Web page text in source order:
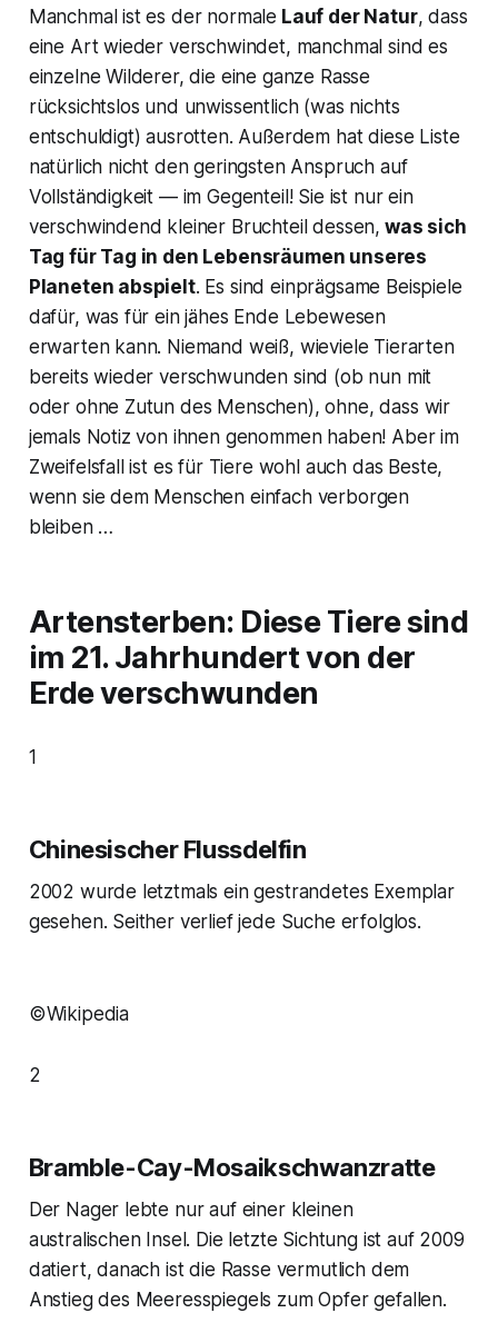
Manchmal ist es der normale Lauf der Natur, dass
eine Art wieder verschwindet, manchmal sind es
einzelne Wilderer, die eine ganze Rasse
rücksichtslos und unwissentlich (was nichts
entschuldigt) ausrotten. Außerdem hat diese Liste
natürlich nicht den geringsten Anspruch auf
Vollständigkeit — im Gegenteil! Sie ist nur ein
verschwindend kleiner Bruchteil dessen, was sich
Tag für Tag in den Lebensräumen unseres
Planeten abspielt. Es sind einprägsame Beispiele
dafür, was für ein jähes Ende Lebewesen
erwarten kann. Niemand weiß, wieviele Tierarten
bereits wieder verschwunden sind (ob nun mit
oder ohne Zutun des Menschen), ohne, dass wir
jemals Notiz von ihnen genommen haben! Aber im
Zweifelsfall ist es für Tiere wohl auch das Beste,
wenn sie dem Menschen einfach verborgen
bleiben …
Artensterben: Diese Tiere sind
im 21. Jahrhundert von der
Erde verschwunden
1
Chinesischer Flussdelfin
2002 wurde letztmals ein gestrandetes Exemplar
gesehen. Seither verlief jede Suche erfolglos.
©Wikipedia
2
Bramble-Cay-Mosaikschwanzratte
Der Nager lebte nur auf einer kleinen
australischen Insel. Die letzte Sichtung ist auf 2009
datiert, danach ist die Rasse vermutlich dem
Anstieg des Meeresspiegels zum Opfer gefallen.